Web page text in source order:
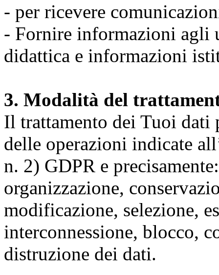
- per ricevere
- Fornire informazioni agli
didattica e informazioni
3. Modalità del
Il trattamento dei Tuoi dati
delle operazioni indicate
n. 2) GDPR e
organizzazione,
modificazione, selezione,
interconnessione, blocco,
distruzione dei dati.